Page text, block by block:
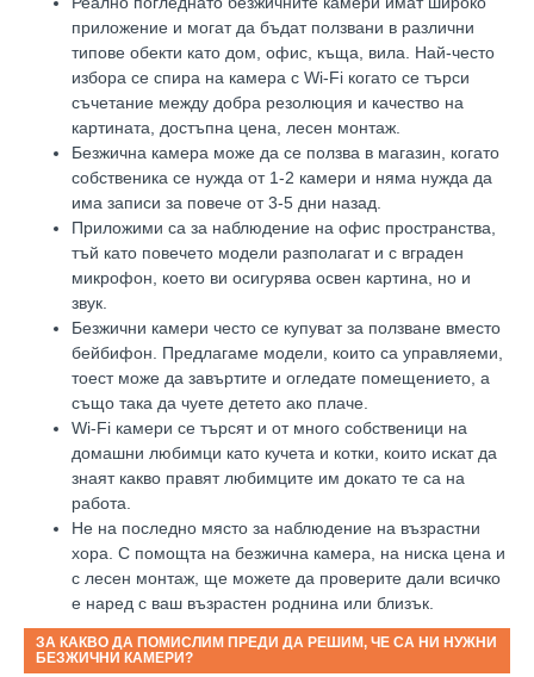
приложение и могат да бъдат ползвани в различни
типове обекти като дом, офис, къща, вила. Най-често
избора се спира на камера с Wi-Fi когато се търси
съчетание между добра резолюция и качество на
картината, достъпна цена, лесен монтаж.
Безжична камера може да се ползва в магазин, когато
собственика се нужда от 1-2 камери и няма нужда да
има записи за повече от 3-5 дни назад.
Приложими са за наблюдение на офис пространства,
тъй като повечето модели разполагат и с вграден
микрофон, което ви осигурява освен картина, но и
звук.
Безжични камери често се купуват за ползване вместо
бейбифон. Предлагаме модели, които са управляеми,
тоест може да завъртите и огледате помещението, а
също така да чуете детето ако плаче.
Wi-Fi камери се търсят и от много собственици на
домашни любимци като кучета и котки, които искат да
знаят какво правят любимците им докато те са на
работа.
Не на последно място за наблюдение на възрастни
хора. С помощта на безжична камера, на ниска цена и
с лесен монтаж, ще можете да проверите дали всичко
е наред с ваш възрастен роднина или близък.
ЗА КАКВО ДА ПОМИСЛИМ ПРЕДИ ДА РЕШИМ, ЧЕ СА НИ НУЖНИ
БЕЗЖИЧНИ КАМЕРИ?